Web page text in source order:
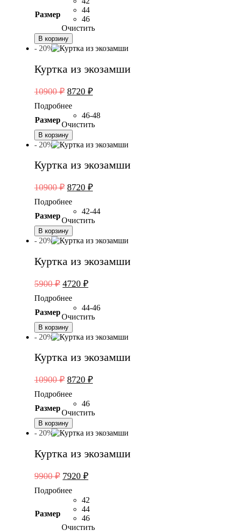
5900 ₽.
Размер
44
46
Очистить
В корзину
- 20%
Куртка из экозамши
10900₽ Первоначальная
составляла
10900 ₽.
8720 ₽Текущая
8720 ₽.
Подробнее
Размер
46-48
Очистить
В корзину
- 20%
Куртка из экозамши
10900₽ Первоначальная
составляла
10900 ₽.
8720 ₽Текущая
8720 ₽.
Подробнее
Размер
42-44
Очистить
В корзину
- 20%
Куртка из экозамши
5900₽ Первоначальная
составляла
5900 ₽.
4720 ₽Текущая
4720 ₽.
Подробнее
Размер
44-46
Очистить
В корзину
- 20%
Куртка из экозамши
10900₽ Первоначальная
составляла
10900 ₽.
8720 ₽Текущая
Подробнее
Размер
46
Очистить
В корзину
- 20%
Куртка из экозамши
9900₽ Первоначальная
составляла
9900 ₽.
7920 ₽Текущая
7920 ₽.
Подробнее
Размер
42
44
46
Очистить